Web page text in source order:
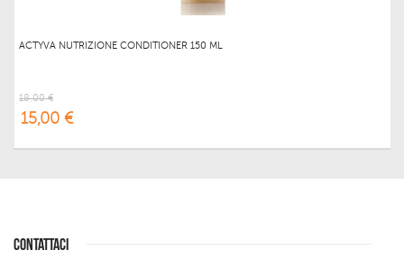
ACTYVA NUTRIZIONE CONDITIONER 150 ML
18,00 €
15,00 €
CONTATTACI